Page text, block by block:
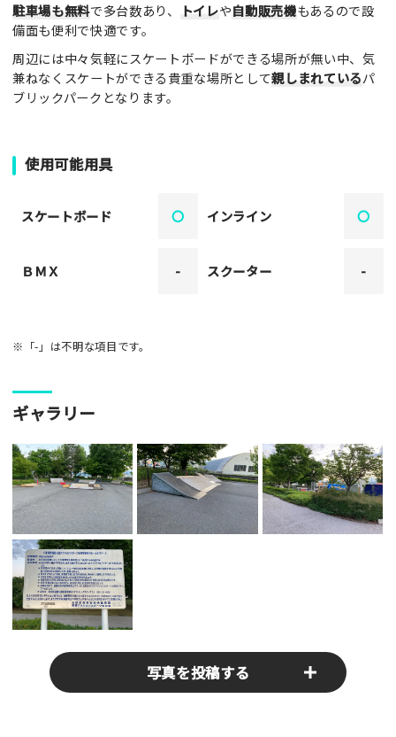
駐車場も無料で多台数あり、 トイレや自動販売機もあるので設
備面も便利で快適です。
周辺には中々気軽にスケートボードができる場所が無い中、気
兼ねなくスケートができる貴重な場所として親しまれているパ
ブリックパークとなります。
使用可能用具
スケートボード 〇 インライン 〇
ＢＭＸ - スクーター -
※「-」は不明な項目です。
ギャラリー
写真を投稿する